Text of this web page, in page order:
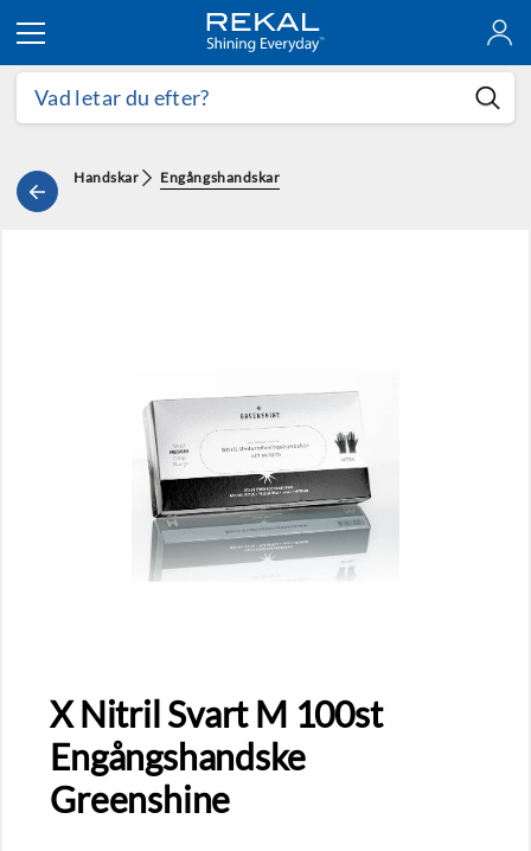
Hoppa till innehållet
Handskar Engångshandskar
X Nitril Svart M 100st
Engångshandske
Greenshine